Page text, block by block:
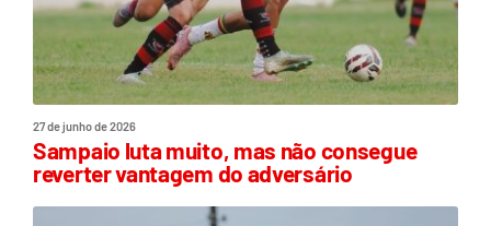
27 de junho de 2026
Sampaio luta muito, mas não consegue
reverter vantagem do adversário